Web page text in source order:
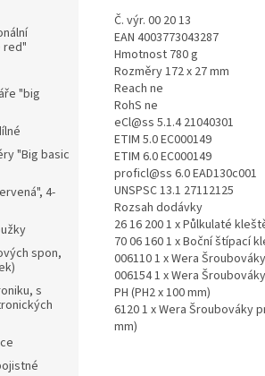
red"
"big
"Big basic
4-
spon,
s
Č. výr. 00 20 13
EAN 4003773043287
Hmotnost 780 g
Rozměry 172 x 27 mm
Reach ne
RohS ne
eCl@ss 5.1.4 21040301
ETIM 5.0 EC000149
ETIM 6.0 EC000149
proficl@ss 6.0 EAD130c001
UNSPSC 13.1 27112125
Rozsah dodávky
26 16 200 1 x Půlkulaté
70 06 160 1 x Boční štípací
006110 1 x Wera
006154 1 x Wera
PH (PH2 x 100 mm)
6120 1 x Wera Šroubováky
mm)